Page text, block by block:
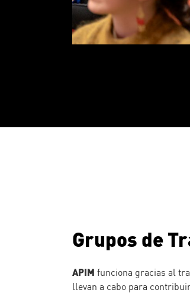
Grupos de
APIM funciona gracias al
llevan a cabo para